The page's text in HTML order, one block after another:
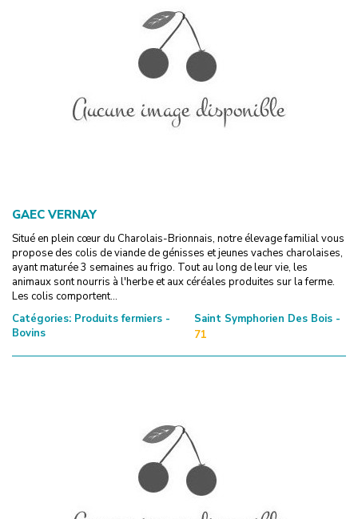
GAEC VERNAY
Situé en plein cœur du Charolais-Brionnais, notre élevage familial vous
propose des colis de viande de génisses et jeunes vaches charolaises,
ayant maturée 3 semaines au frigo. Tout au long de leur vie, les
animaux sont nourris à l'herbe et aux céréales produites sur la ferme.
Les colis comportent...
Catégories: Produits fermiers -
Bovins
Saint Symphorien Des Bois -
71